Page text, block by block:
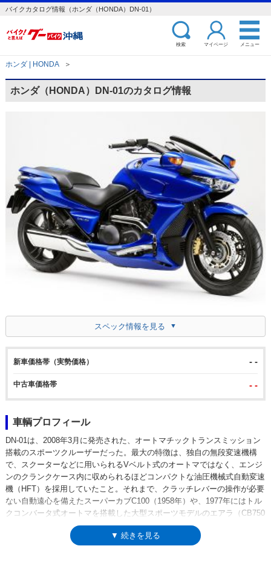
バイクカタログ情報（ホンダ（HONDA）DN-01）
検索 マイページ メニュー
ホンダ | HONDA ＞
ホンダ（HONDA）DN-01のカタログ情報
スペック情報を見る
新車価格帯（実勢価格） - -
中古車価格帯 - -
車輌プロフィール
DN-01は、2008年3月に発売された、オートマチックトランスミッション
搭載のスポーツクルーザーだった。最大の特徴は、独自の無段変速機構
で、スクーターなどに用いられるVベルト式のオートマではなく、エンジ
ンのクランクケース内に収められるほどコンパクトな油圧機械式自動変速
機（HFT）を採用していたこと。それまで、クラッチレバーの操作が必要
ない自動遠心を備えたスーパーカブC100（1958年）や、1977年にはトル
クコンバータ式オートマを搭載した大型スポーツモデルのエアラ（CB750
フォア系）を発売したように、二輪車のオートマチック化に取り組んでき
たホンダらしい、新しい提案だった。初出は発売から2年半前の東京モー
▼ 続きを見る